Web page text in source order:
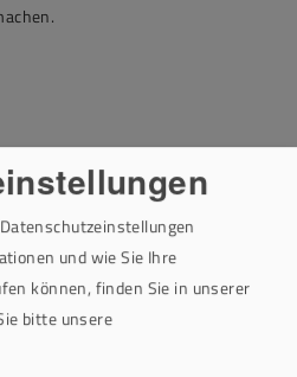
und wie Sie Ihre
können, finden Sie in unserer
bitte unsere